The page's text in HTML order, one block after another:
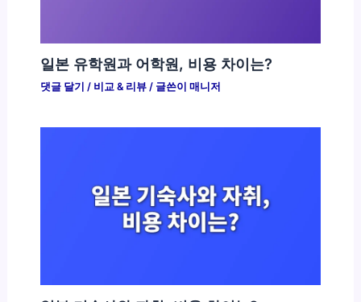
일본 유학원과 어학원, 비용 차이는?
댓글 달기 / 비교 & 리뷰/ 글쓴이 매니저